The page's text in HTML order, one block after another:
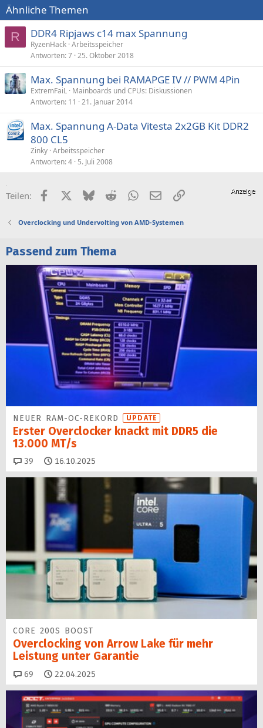
Vg Chris
Ähnliche Themen
R DDR4 Ripjaws c14 max Spannung
RyzenHack Arbeitsspeicher
Antworten 7 25. Oktober 2018
Max. Spannung bei RAMAPGE IV // PWM 4Pin
ExtremFaiL Mainboards und CPUs: Diskussionen
Antworten 11 21. Januar 2014
Max. Spannung A-Data Vitesta 2x2GB Kit DDR2
800 CL5
Zinky Arbeitsspeicher
Antworten 4 5. Juli 2008
Teilen: FacebookX (Twitter)
BlueskyRedditWhatsApp
E-MailLink
Overclocking und Undervolting von AMD-Systemen
Passend zum Thema
NEUER RAM-OC-REKORD UPDATE
Erster Overclocker knackt mit DDR5 die
13.000 MT/s
39 Kommentare
16.10.2025
CORE 200S BOOST
Overclocking von Arrow Lake für mehr
Leistung unter Garantie
69 Kommentare
22.04.2025